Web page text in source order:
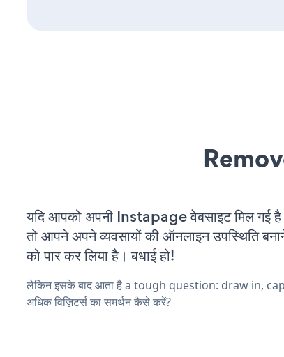
यदि आपको अपनी Instapage वेबसाइट मिल गई
तो आपने अपने व्यवसायों की ऑनलाइन उपस्थिति
को पार कर लिया है। बधाई हो!
लेकिन इसके बाद आता है a tough question: draw in,
अधिक विज़िटर्स का समर्थन कैसे करें?